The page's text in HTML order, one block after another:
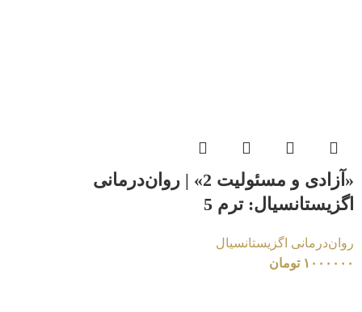
«آزادی و مسئولیت 2» | روان‌درمانی
اگزیستانسیال: ترم 5
روان‌درمانی اگزیستانسیال
۱۰۰۰۰۰۰ تومان